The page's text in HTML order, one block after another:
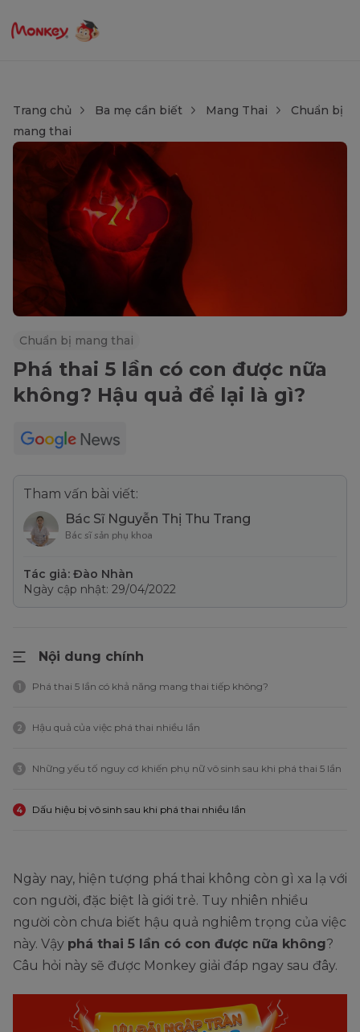
Trang chủ Ba mẹ cần biết Mang Thai
Chuẩn bị
mang thai
Chuẩn bị mang thai
Phá thai 5 lần có con được nữa
không? Hậu quả để lại là gì?
Tham vấn bài viết:
Bác Sĩ Nguyễn Thị Thu Trang
Bác sĩ sản phụ khoa
Tác giả: Đào Nhàn
Ngày cập nhật: 29/04/2022
Nội dung chính
1 Phá thai 5 lần có khả năng mang thai tiếp không?
2 Hậu quả của việc phá thai nhiều lần
3 Những yếu tố nguy cơ khiến phụ nữ vô sinh sau khi phá thai 5 lần
4 Dấu hiệu bị vô sinh sau khi phá thai nhiều lần
Ngày nay, hiện tượng phá thai không còn gì xa lạ với
con người, đặc biệt là giới trẻ. Tuy nhiên nhiều
người còn chưa biết hậu quả nghiêm trọng của việc
này. Vậy phá thai 5 lần có con được nữa không?
Câu hỏi này sẽ được Monkey giải đáp ngay sau đây.